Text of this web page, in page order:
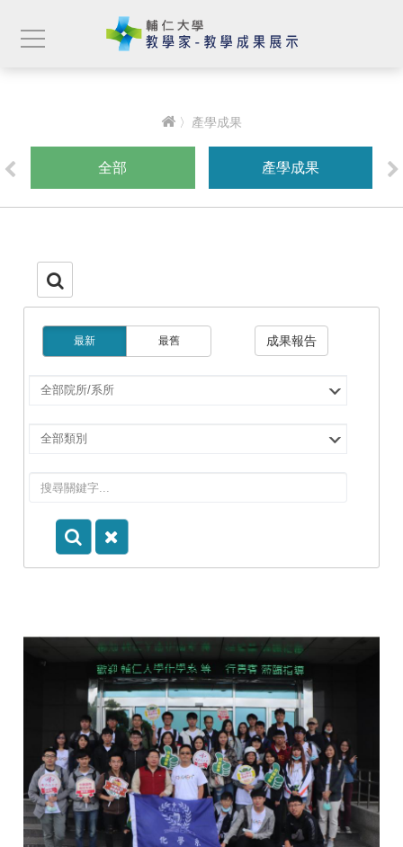
〉產學成果
全部 產學成果
最新 最舊 成果報告
選
所/
所
選
別